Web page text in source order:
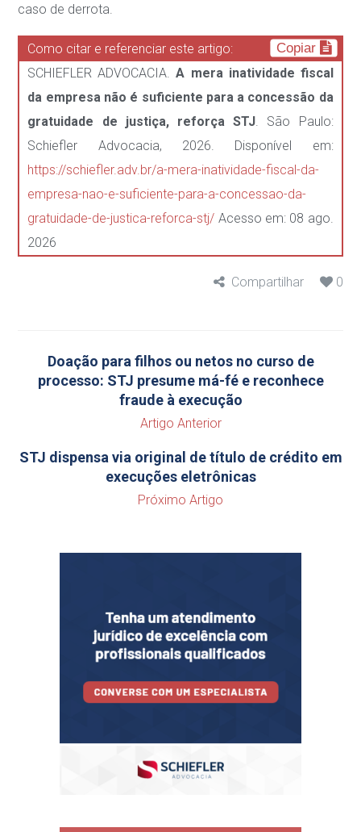
caso de derrota.
Como citar e referenciar este artigo: Copiar
SCHIEFLER ADVOCACIA.A mera inatividade fiscal
da empresa não é suficiente para a concessão da
gratuidade de justiça, reforça STJ . São Paulo:
Schiefler Advocacia, 2026. Disponível em:
https://schiefler.adv.br/a-mera-inatividade-fiscal-da-
empresa-nao-e-suficiente-para-a-concessao-da-
gratuidade-de-justica-reforca-stj/ Acesso em: 08 ago.
2026
Compartilhar 0
Doação para filhos ou netos no curso de
processo: STJ presume má-fé e reconhece
fraude à execução
Artigo Anterior
STJ dispensa via original de título de crédito em
execuções eletrônicas
Próximo Artigo